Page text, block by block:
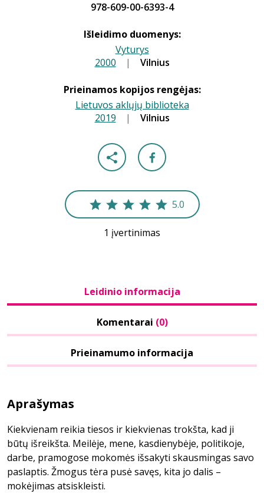
978-609-00-6393-4
Išleidimo duomenys:
Vyturys
2000 | Vilnius
Prieinamos kopijos rengėjas:
Lietuvos aklųjų biblioteka
2019 | Vilnius
5.0
1 įvertinimas
Leidinio informacija
Komentarai (0)
Prieinamumo informacija
Aprašymas
Kiekvienam reikia tiesos ir kiekvienas trokšta, kad ji
būtų išreikšta. Meilėje, mene, kasdienybėje, politikoje,
darbe, pramogose mokomės išsakyti skausmingas savo
paslaptis. Žmogus tėra pusė savęs, kita jo dalis –
mokėjimas atsiskleisti.